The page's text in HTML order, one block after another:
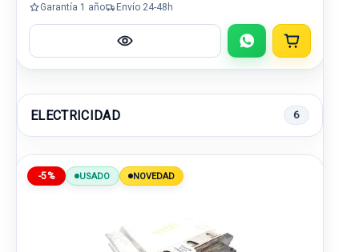
Garantía 1 año Envío 24-48h
ELECTRICIDAD 6
-5% USADO NOVEDAD